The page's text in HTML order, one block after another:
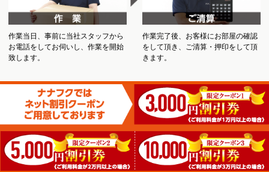
作業当日、事前に当社スタッフから
お電話をしてお伺いし、作業を開始
致します。
作業完了後、お客様にお部屋の確認
をして頂き、ご清算・押印をして頂
きます。